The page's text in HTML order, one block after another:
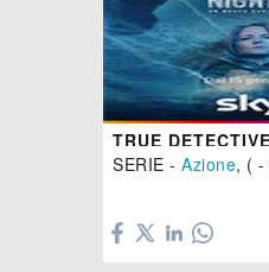
SERIE - Azione, ( -